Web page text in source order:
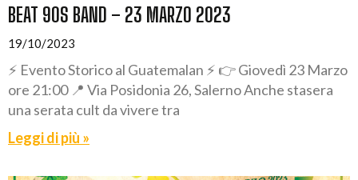
BEAT 90S BAND – 23 MARZO 2023
19/10/2023
⚡ Evento Storico al Guatemalan ⚡ 👉 Giovedì 23 Marzo
ore 21:00 📍 Via Posidonia 26, Salerno Anche stasera
una serata cult da vivere tra
Leggi di più »